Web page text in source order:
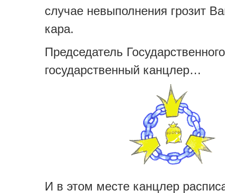
случае невыполнения грозит
кара.
Председатель
государственный канцлер…
И в этом месте канцлер